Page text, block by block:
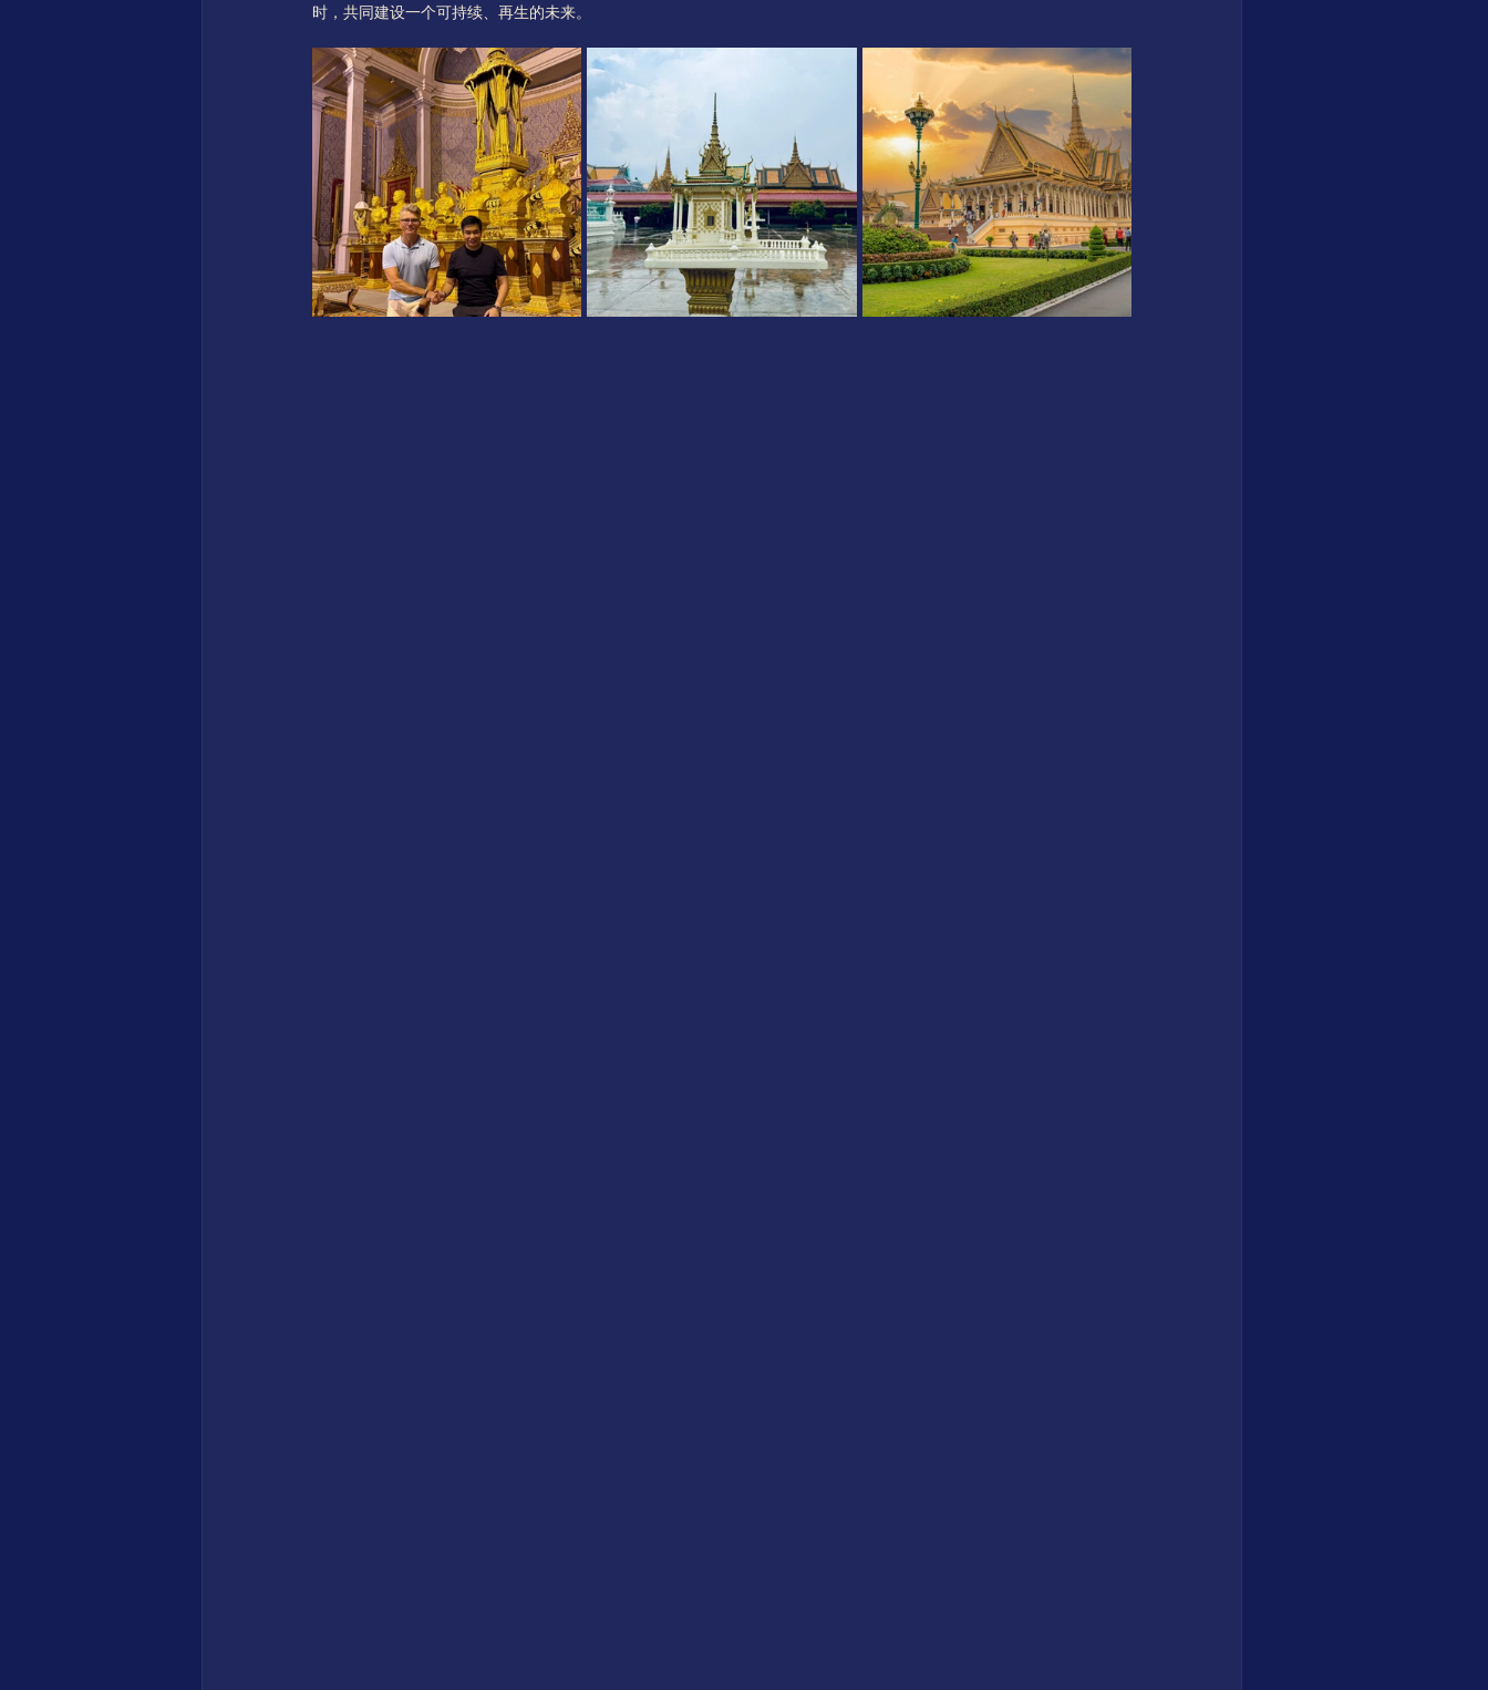
时，共同建设一个可持续、再生的未来。